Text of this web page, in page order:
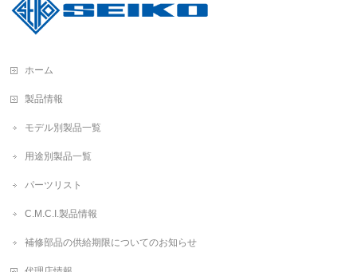
ホーム
製品情報
モデル別製品一覧
用途別製品一覧
パーツリスト
C.M.C.I.製品情報
補修部品の供給期限についてのお知らせ